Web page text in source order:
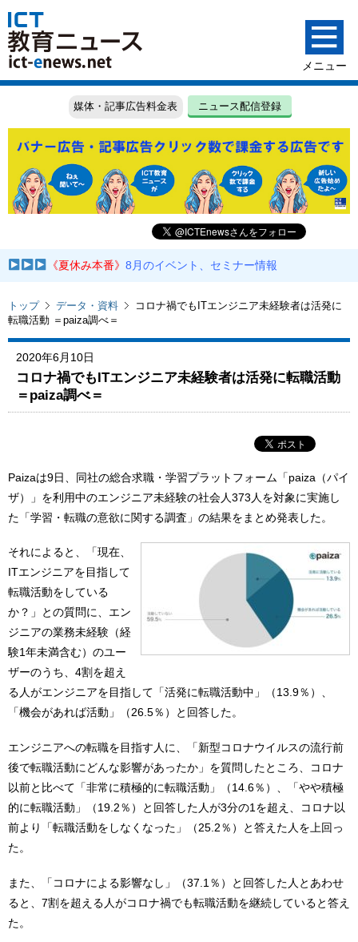
媒体・記事広告料金表 ニュース配信登録
《夏休み本番》8月のイベント、セミナー情報
トップ データ・資料
コロナ禍でもITエンジニア未経験者は活発に
転職活動 ＝paiza調べ＝
2020年6月10日
コロナ禍でもITエンジニア未経験者は活発に転職活動
＝paiza調べ＝
Paizaは9日、同社の総合求職・学習プラットフォーム「paiza（パイ
ザ）」を利用中のエンジニア未経験の社会人373人を対象に実施し
た「学習・転職の意欲に関する調査」の結果をまとめ発表した。
それによると、「現在、
ITエンジニアを目指して
転職活動をしている
か？」との質問に、エン
ジニアの業務未経験（経
験1年未満含む）のユー
ザーのうち、4割を超え
る人がエンジニアを目指して「活発に転職活動中」（13.9％）、
「機会があれば活動」（26.5％）と回答した。
エンジニアへの転職を目指す人に、「新型コロナウイルスの流行前
後で転職活動にどんな影響があったか」を質問したところ、コロナ
以前と比べて「非常に積極的に転職活動」（14.6％）、「やや積極
的に転職活動」（19.2％）と回答した人が3分の1を超え、コロナ以
前より「転職活動をしなくなった」（25.2％）と答えた人を上回っ
た。
また、「コロナによる影響なし」（37.1％）と回答した人とあわせ
ると、7割を超える人がコロナ禍でも転職活動を継続していると答え
た。